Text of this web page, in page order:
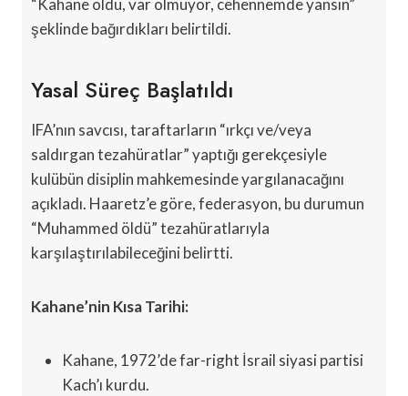
şeklinde bağırdıkları belirtildi.
Yasal Süreç Başlatıldı
IFA’nın savcısı, taraftarların “ırkçı ve/veya
saldırgan tezahüratlar” yaptığı gerekçesiyle
kulübün disiplin mahkemesinde yargılanacağını
açıkladı. Haaretz’e göre, federasyon, bu durumun
“Muhammed öldü” tezahüratlarıyla
karşılaştırılabileceğini belirtti.
Kahane’nin Kısa Tarihi:
Kahane, 1972’de far-right İsrail siyasi partisi
Kach’ı kurdu.